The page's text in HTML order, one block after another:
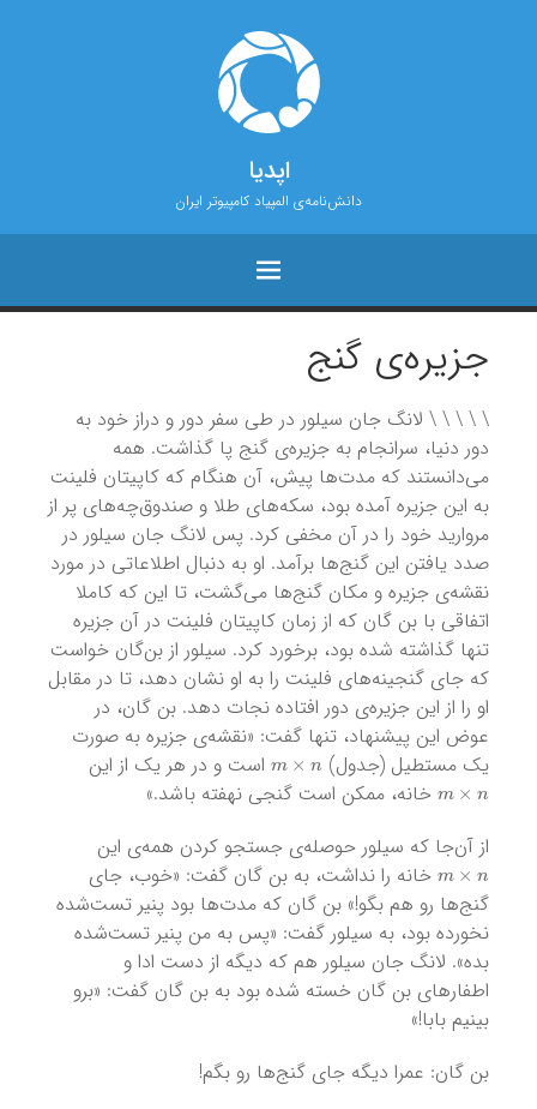
اپدیا
دانش‌نامه‌ی المپیاد کامپیوتر ایران
جزیره‌ی گنج
\ \ \ \ \ لانگ‌ جان سیلور در طی سفر دور و دراز خود به
دور دنیا، سرانجام به جزیره‌ی گنج پا گذاشت. همه
می‌دانستند که مدت‌ها پیش، آن‌ هنگام که کاپیتان فلینت
به این جزیره آمده بود، سکه‌های طلا و صندوق‌چه‌های پر از
مروارید خود را در آن مخفی کرد. پس لانگ جان سیلور در
صدد یافتن این گنج‌ها برآمد. او به دنبال اطلاعاتی در مورد
نقشه‌ی جزیره و مکان گنج‌ها می‌گشت، تا این که کاملا
اتفاقی با بن گان که از زمان کاپیتان فلینت در آن جزیره
تنها گذاشته شده بود، برخورد کرد. سیلور از بن‌گان خواست
که جای گنجینه‌های فلینت را به او نشان دهد، تا در مقابل
او را از این جزیره‌ی دور افتاده نجات دهد. بن گان، در
عوض این پیشنهاد، تنها گفت: «نقشه‌ی جزیره به صورت
یک مستطیل (جدول)
m×n است و در هر یک از این m× n
خانه، ممکن است گنجی نهفته باشد.»
از آن‌جا که سیلور حوصله‌ی جستجو کردن همه‌ی این
m×n
خانه را نداشت، به بن گان گفت: «خوب، جای
گنج‌ها رو هم بگو!» بن گان که مدت‌ها بود پنیر تست‌شده
نخورده بود، به سیلور گفت: «پس به من پنیر تست‌شده
بده». لانگ جان سیلور هم که دیگه از دست ادا و
اطفار‌های بن‌ گان خسته شده بود به بن گان گفت: «برو
بینیم بابا!»
بن گان: عمرا دیگه جای گنج‌ها رو بگم!